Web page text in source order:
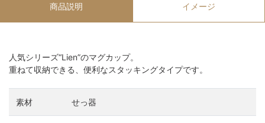
商品説明 イメージ
人気シリーズ“Lien”のマグカップ。
重ねて収納できる、便利なスタッキングタイプです。
素材 せっ器